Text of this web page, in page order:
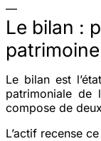
—
Le bilan :
patrimoine
Le bilan est
patrimoniale de
compose de
L’actif recense